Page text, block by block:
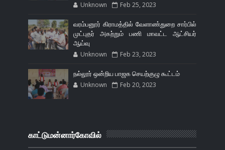
Unknown Feb 25, 2023
வரம்பனூர் கிராமத்தில் வேளாண்துறை சார்பில்
முட்புதர் அகற்றும் பணி மாவட்ட ஆட்சியர்
ஆய்வு
Unknown Feb 23, 2023
நல்லூர் ஒன்றிய பாஜக செயற்குழு கூட்டம்
Unknown Feb 20, 2023
காட்டுமன்னார்கோவில்